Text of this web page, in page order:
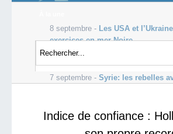
nos productions
toute l'actualité
les vidéos incontournables
8 septembre - Les USA et
exercices en mer Noire
7 septembre -
centrale nucléaire en Algérie
7 septembre - Syrie: les rebelles
Indice de confiance :